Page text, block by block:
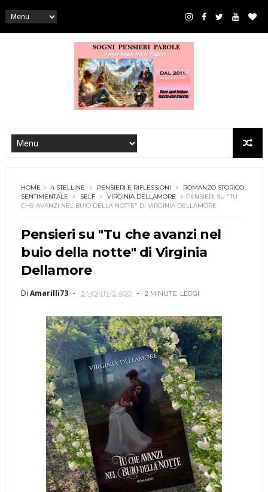
HOME 4 STELLINE PENSIERI E RIFLESSIONI
ROMANZO STORICO
SENTIMENTALE
SELF VIRGINIA DELLAMORE
PENSIERI SU "TU
CHE AVANZI NEL BUIO DELLA NOTTE" DI VIRGINIA DELLAMORE
Pensieri su "Tu che avanzi nel
buio della notte" di Virginia
Dellamore
Di Amarilli73 3 MONTHS AGO 2 MINUTE LEGGI